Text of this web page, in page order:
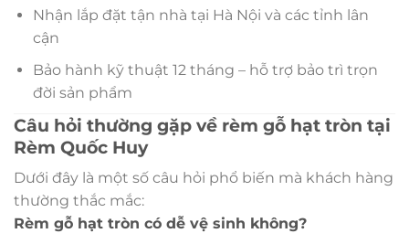
Nhận lắp đặt tận nhà tại Hà Nội và các tỉnh lân
cận
Bảo hành kỹ thuật 12 tháng – hỗ trợ bảo trì trọn
đời sản phẩm
Câu hỏi thường gặp về rèm gỗ hạt tròn tại
Rèm Quốc Huy
Dưới đây là một số câu hỏi phổ biến mà khách hàng
thường thắc mắc:
Rèm gỗ hạt tròn có dễ vệ sinh không?